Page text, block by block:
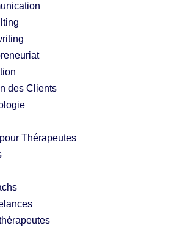
des Clients
Thérapeutes